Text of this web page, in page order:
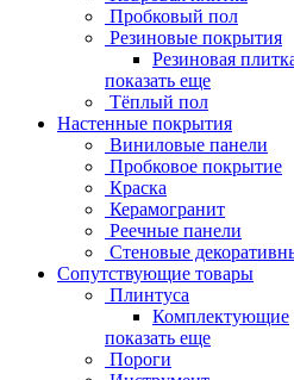
Пробковый пол
Резиновые покрытия
Резиновая
показать еще
Тёплый пол
Настенные покрытия
Виниловые панели
Пробковое покрытие
Краска
Керамогранит
Реечные панели
Стеновые
Сопутствующие товары
Плинтуса
Комплектующие
показать еще
Пороги